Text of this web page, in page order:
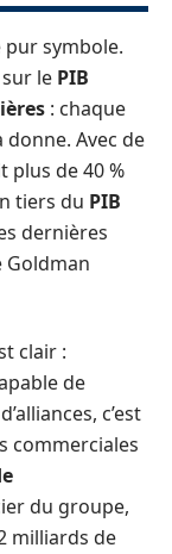
pur symbole.
le PIB
: chaque
Avec de
plus de 40 %
tiers du PIB
dernières
Goldman
clair :
de
c’est
commerciales
du groupe,
milliards de